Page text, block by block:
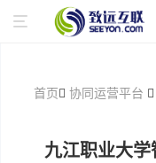
首页 协同运营平台
九江职业大